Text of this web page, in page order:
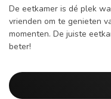
De eetkamer is dé plek
vrienden om te genieten
momenten. De juiste
beter!